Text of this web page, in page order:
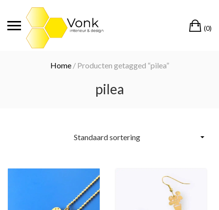
(0)
Home/ Producten getagged “pilea”
pilea